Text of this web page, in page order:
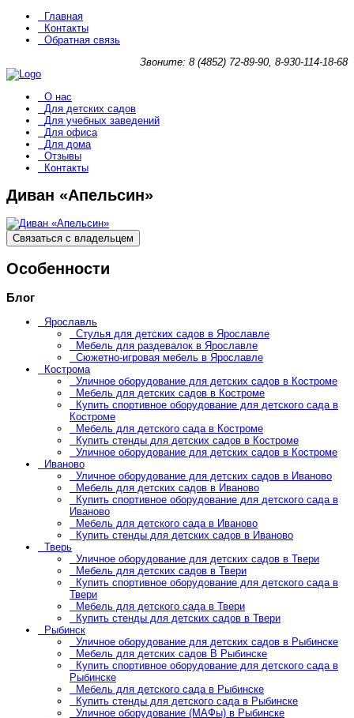
Главная
Контакты
Обратная связь
Звоните: 8 (4852) 72-89-90, 8-930-114-18-68
О нас
Для детских садов
Для учебных заведений
Для офиса
Для дома
Отзывы
Контакты
Диван «Апельсин»
Связаться с владельцем
Особенности
Блог
Ярославль
Стулья для детских садов в Ярославле
Мебель для раздевалок в Ярославле
Сюжетно-игровая мебель в Ярославле
Кострома
Уличное оборудование для детских садов в Костроме
Мебель для детских садов в Костроме
Купить спортивное оборудование для детского сада в
Костроме
Мебель для детского сада в Костроме
Купить стенды для детских садов в Костроме
Уличное оборудование для детских садов в Костроме
Иваново
Уличное оборудование для детских садов в Иваново
Мебель для детских садов в Иваново
Купить спортивное оборудование для детского сада в
Иваново
Мебель для детского сада в Иваново
Купить стенды для детских садов в Иваново
Тверь
Уличное оборудование для детских садов в Твери
Мебель для детских садов в Твери
Купить спортивное оборудование для детского сада в
Твери
Мебель для детского сада в Твери
Купить стенды для детских садов в Твери
Рыбинск
Уличное оборудование для детских садов в Рыбинске
Мебель для детских садов В Рыбинске
Купить спортивное оборудование для детского сада в
Рыбинске
Мебель для детского сада в Рыбинске
Купить стенды для детского сада в Рыбинске
Уличное оборудование (МАФы) в Рыбинске